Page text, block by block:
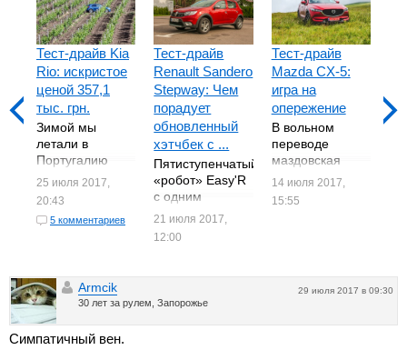
Тест-драйв Kia
Rio: искристое
ценой 357,1
тыс. грн.
Зимой мы
летали в
Португалию
дегустировать
разлива. И, не
смотря на
выводами
решили не
спешить до
встречи уже на
...
25 июля 2017,
20:43
5 комментариев
Тест-драйв
Renault Sandero
Stepway: Чем
порадует
обновленный
хэтчбек с ...
Пятиступенчатый
«робот» Easy'R
с одним
сцеплением
распоряжении
лет назад. Его
экономичную
альтернативу
21 июля 2017,
12:00
Тест-драйв
Mazda CX-5:
игра на
опережение
В вольном
переводе
маздовская
KODO-
сродни нашему
уму". В случае с
перерождением
бестселлера ...
14 июля 2017,
15:55
Мы
29 июля 2017 в 09:30
Armcik
30 лет за рулем, Запорожье
Симпатичный вен.